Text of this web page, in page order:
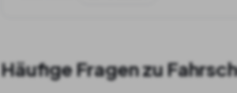
Häufige Fragen zu